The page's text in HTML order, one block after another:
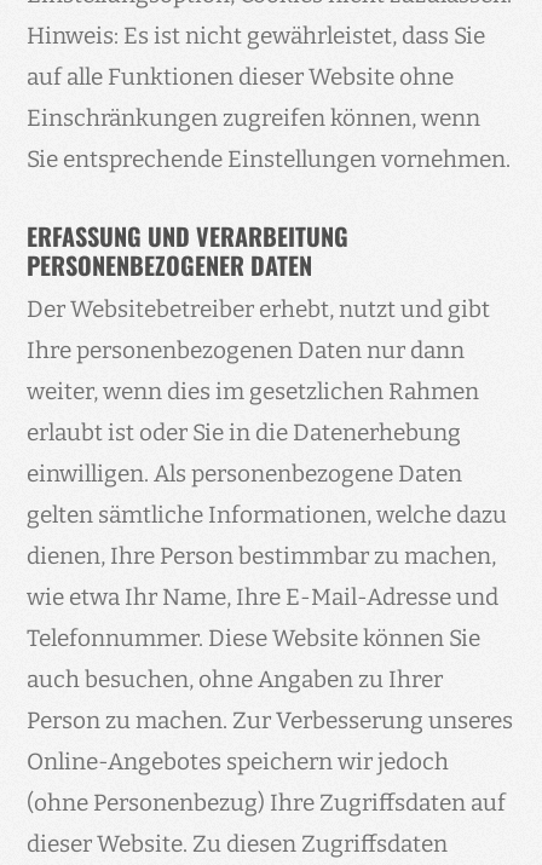
Hinweis: Es ist nicht gewährleistet, dass Sie
auf alle Funktionen dieser Website ohne
Einschränkungen zugreifen können, wenn
Sie entsprechende Einstellungen vornehmen.
ERFASSUNG UND VERARBEITUNG
PERSONENBEZOGENER DATEN
Der Websitebetreiber erhebt, nutzt und gibt
Ihre personenbezogenen Daten nur dann
weiter, wenn dies im gesetzlichen Rahmen
erlaubt ist oder Sie in die Datenerhebung
einwilligen. Als personenbezogene Daten
gelten sämtliche Informationen, welche dazu
dienen, Ihre Person bestimmbar zu machen,
wie etwa Ihr Name, Ihre E-Mail-Adresse und
Telefonnummer. Diese Website können Sie
auch besuchen, ohne Angaben zu Ihrer
Person zu machen. Zur Verbesserung unseres
Online-Angebotes speichern wir jedoch
(ohne Personenbezug) Ihre Zugriffsdaten auf
dieser Website. Zu diesen Zugriffsdaten